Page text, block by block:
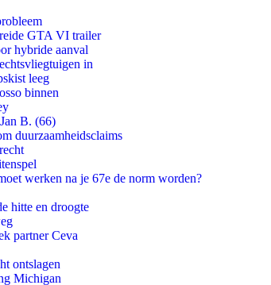
GTA VI trailer
hybride aanval
in
leeg
binnen
B. (66)
duurzaamheidsclaims
werken na je 67e de norm worden?
hitte en droogte
partner Ceva
ontslagen
Michigan